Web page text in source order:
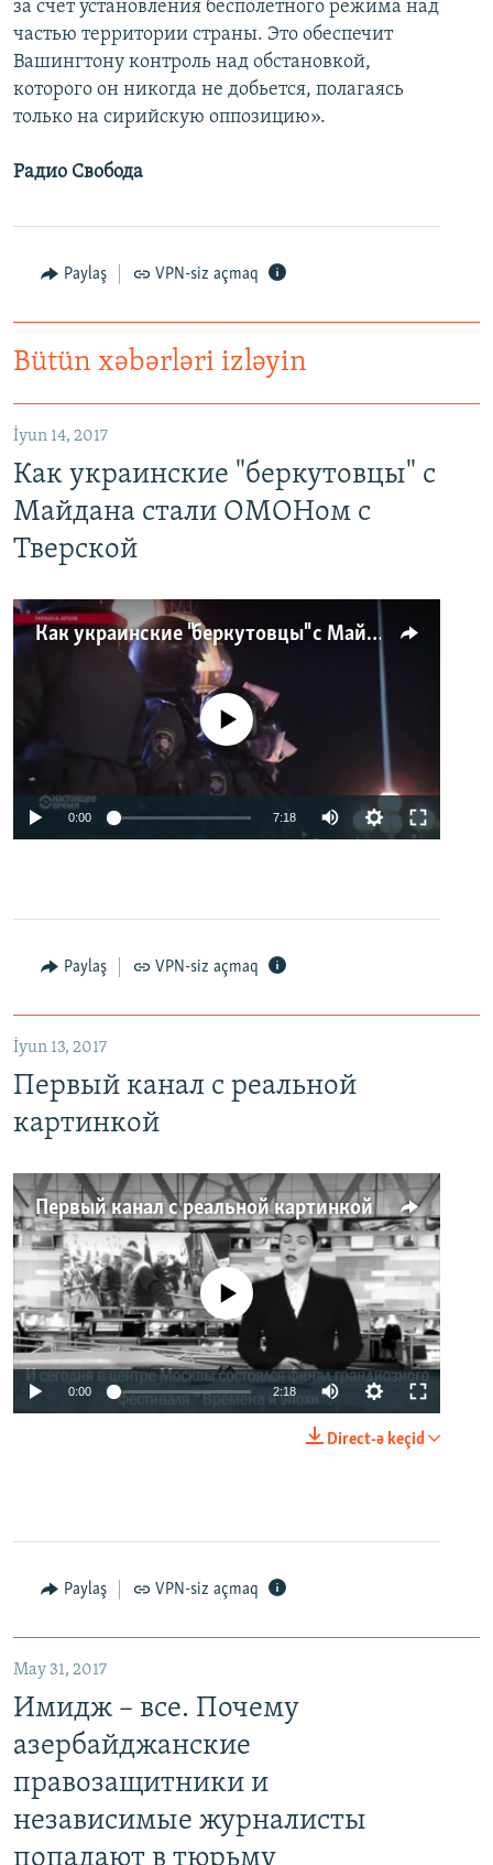
за счет установления бесполетного режима над
частью территории страны. Это обеспечит
Вашингтону контроль над обстановкой,
которого он никогда не добьется, полагаясь
только на сирийскую оппозицию».
Радио Свобода
Paylaş VPN-siz açmaq
Bütün xəbərləri izləyin
İyun 14, 2017
Как украинские "беркутовцы" с
Майдана стали ОМОНом с
Тверской
Как украинские "беркутовцы" с Майдана стали ОМОНом с Тверской
No media source currently available
0:00 7:18
Paylaş VPN-siz açmaq
İyun 13, 2017
Первый канал с реальной
картинкой
Первый канал с реальной картинкой
No media source currently available
0:00 2:18
Direct-ə keçid
Paylaş VPN-siz açmaq
May 31, 2017
Имидж – все. Почему
азербайджанские
правозащитники и
независимые журналисты